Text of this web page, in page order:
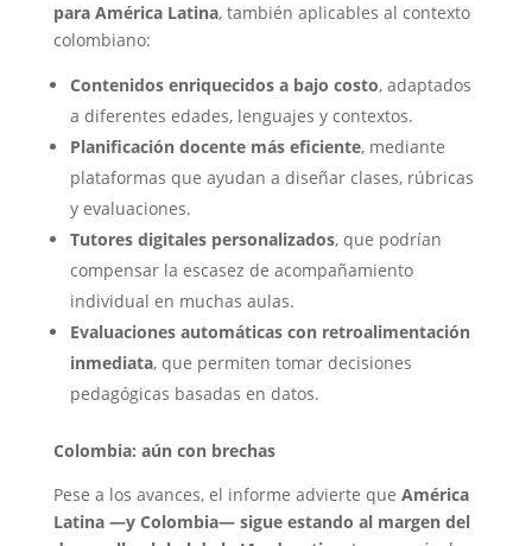
para América Latina, también aplicables al contexto
colombiano:
Contenidos enriquecidos a bajo costo, adaptados
a diferentes edades, lenguajes y contextos.
Planificación docente más eficiente, mediante
plataformas que ayudan a diseñar clases, rúbricas
y evaluaciones.
Tutores digitales personalizados, que podrían
compensar la escasez de acompañamiento
individual en muchas aulas.
Evaluaciones automáticas con retroalimentación
inmediata, que permiten tomar decisiones
pedagógicas basadas en datos.
Colombia: aún con brechas
Pese a los avances, el informe advierte que América
Latina —y Colombia— sigue estando al margen del